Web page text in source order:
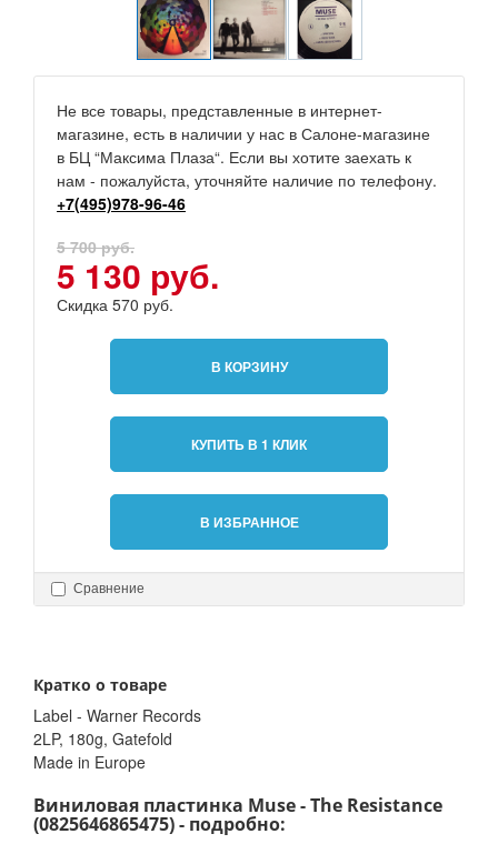
Не все товары, представленные в интернет-
магазине, есть в наличии у нас в Салоне-магазине
в БЦ “Максима Плаза“. Если вы хотите заехать к
нам - пожалуйста, уточняйте наличие по телефону.
+7(495)978-96-46
5 700 руб.
5 130 руб.
Скидка 570 руб.
В КОРЗИНУ
КУПИТЬ В 1 КЛИК
В ИЗБРАННОЕ
Сравнение
Кратко о товаре
Label - Warner Records
2LP, 180g, Gatefold
Made in Europe
Виниловая пластинка Muse - The Resistance
(0825646865475) - подробно: